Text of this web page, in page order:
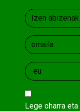
Lege oharraeta